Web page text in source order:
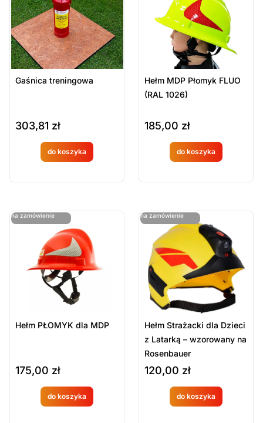
Gaśnica treningowa
303,81 zł
do koszyka
Produkt
na
zamówien
Hełm MDP Płomyk FLUO
(RAL 1026)
185,00 zł
do koszyka
Produkt
na
zamówien
ie
na zamówienie
ostatnie sztuki
Hełm PŁOMYK dla MDP
175,00 zł
do koszyka
Produkt
na zamówienie
ostatnie sztuki
Hełm Strażacki dla Dzieci
z Latarką – wzorowany na
Rosenbauer
120,00 zł
do koszyka
Produkt